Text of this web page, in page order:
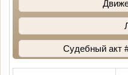
Судебный акт